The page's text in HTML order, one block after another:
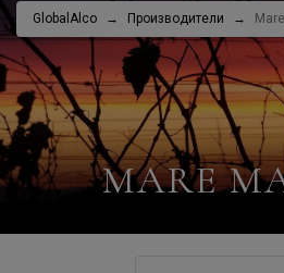
GlobalAlco Производители
MARE